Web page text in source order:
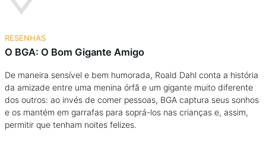
RESENHAS
O BGA: O Bom Gigante Amigo
De maneira sensível e bem humorada, Roald Dahl conta a história
da amizade entre uma menina órfã e um gigante muito diferente
dos outros: ao invés de comer pessoas, BGA captura seus sonhos
e os mantém em garrafas para soprá-los nas crianças e, assim,
permitir que tenham noites felizes.